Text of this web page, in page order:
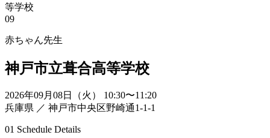
等学校
09
赤ちゃん先生
神戸市立葺合高等学校
2026年09月08日（火） 10:30〜11:20
兵庫県 ／ 神戸市中央区野崎通1-1-1
01 Schedule Details